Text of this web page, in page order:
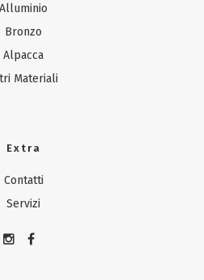
Alluminio
Bronzo
Alpacca
Materiali
Extra
Contatti
Servizi